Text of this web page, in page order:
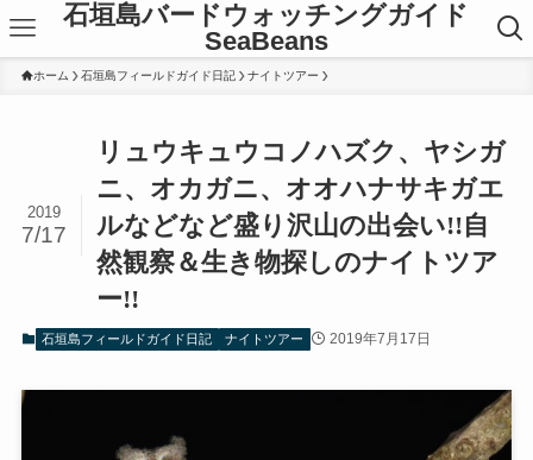
石垣島バードウォッチングガイド
SeaBeans
ホーム 石垣島フィールドガイド日記 ナイトツアー
リュウキュウコノハズク、ヤシガ
ニ、オカガニ、オオハナサキガエ
ルなどなど盛り沢山の出会い!!自
然観察＆生き物探しのナイトツア
ー!!
2019
7/17
石垣島フィールドガイド日記 ナイトツアー 2019年7月17日